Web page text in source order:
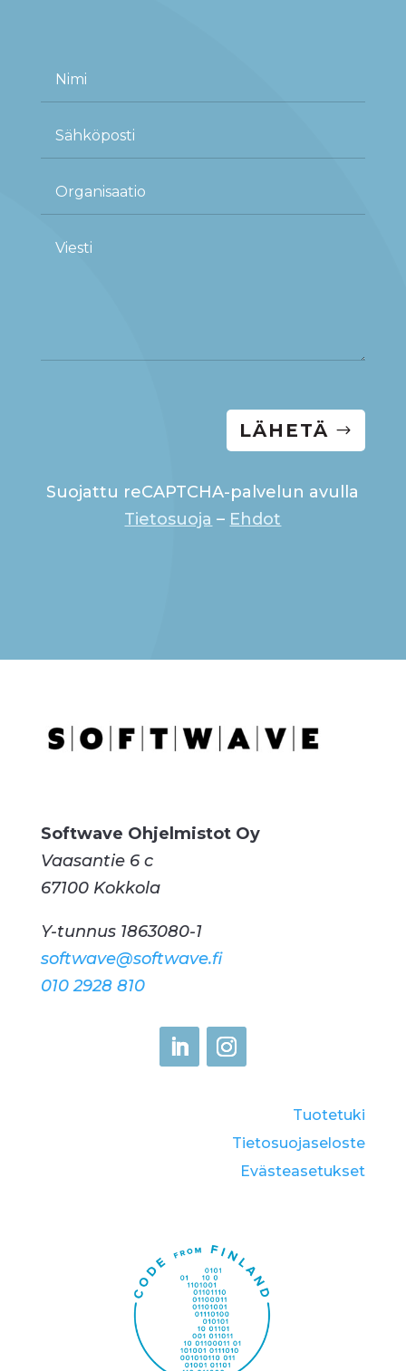
LÄHETÄ
Suojattu reCAPTCHA-palvelun avulla
Tietosuoja – Ehdot
Softwave Ohjelmistot Oy
Vaasantie 6 c
67100 Kokkola
Y-tunnus 1863080-1
softwave@softwave.fi
010 2928 810
Tuotetuki
Tietosuojaseloste
Eväste­asetukset